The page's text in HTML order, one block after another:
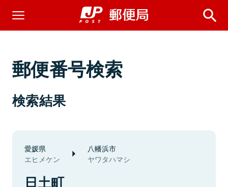
郵便番号検索
検索結果
愛媛県
エヒメケン
八幡浜市
ヤワタハマシ
日土町